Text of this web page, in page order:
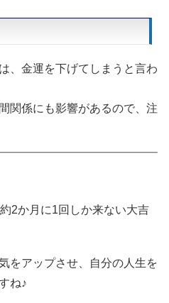
、金運を下げてしまうと言わ
関係にも影響があるので、注
2か月に1回しか来ない大吉
をアップさせ、自分の人生を
ね♪